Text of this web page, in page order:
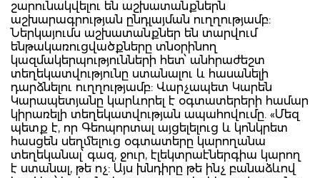
շարունակվելու են աշխատանքներն
աշխարագրության ընդլայման ուղղությամբ:
Ներկայումս աշխատանքներ են տարվում
ենթակառուցվածքները տնօրինող
կազմակերպությունների հետ՝ անհրաժեշտ
տեղեկատվությունը ստանալու և հասանելի
դարձնելու ուղղությամբ: Վարչապետ Կարեն
Կարապետյանը կարևորել է օգտատերերի համար
կիրառելի տեղեկատվության ապահովումը. «Մեզ
պետք է, որ Գեոպորտալ այցելելուց և կոնկրետ
հասցեն սեղմելուց օգտատերը կարողանա
տեղեկանալ՝ գազ, ջուր, էլեկտրաէներգիա կարող
է ստանալ, թե ոչ: Այս խնդիրը թե ինչ բանաձևով